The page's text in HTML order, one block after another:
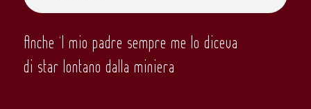
Anche ‘l mio padre sempre me lo diceva
di star lontano dalla miniera